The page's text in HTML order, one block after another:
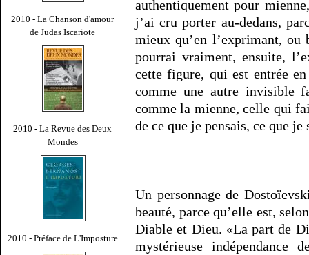
2010 - La Chanson d'amour
de Judas Iscariote
2010 - La Revue des Deux
Mondes
2010 - Préface de L'Imposture
authentiquement pour
j’ai cru porter au-dedans,
mieux qu’en l’exprimant, ou
pourrai vraiment, ensuite,
cette figure, qui est entrée
comme une autre invisible
comme la mienne, celle qui
de ce que je pensais, ce que
Un personnage de
beauté, parce qu’elle est,
Diable et Dieu. «La part de
mystérieuse indépendance